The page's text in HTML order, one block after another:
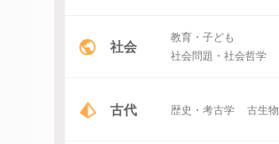
社会
教育・子ども
社会問題・社会哲学
古代 歴史・考古学 古生物